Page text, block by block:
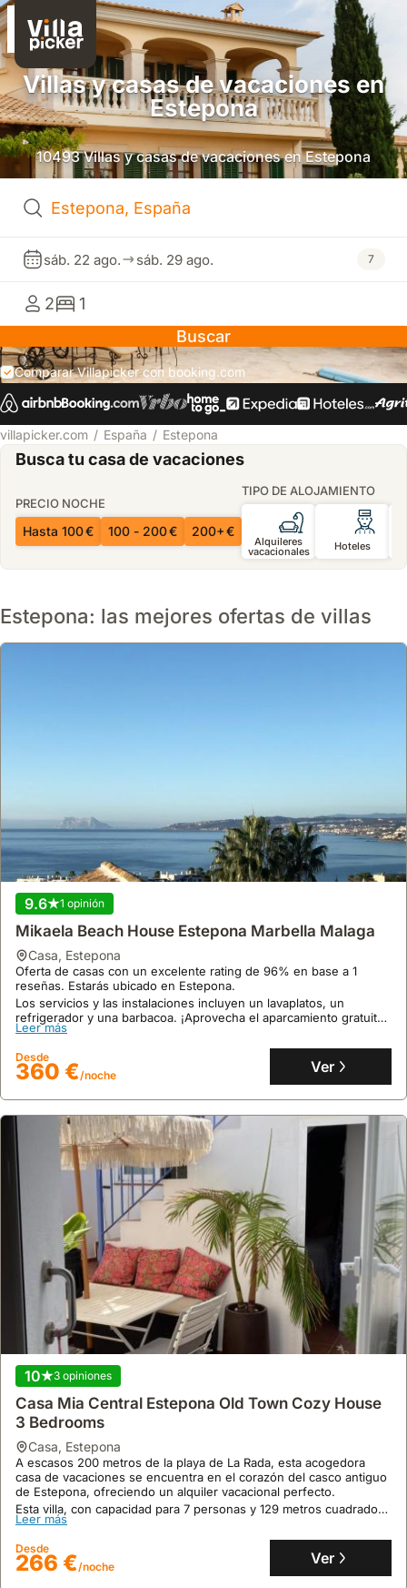
Villas y casas de vacaciones en
Estepona
10493 Villas y casas de vacaciones en Estepona
sáb. 22 ago. sáb. 29 ago. 7
2
1
Buscar
Comparar Villapicker con booking.com
villapicker.com España Estepona
Busca tu casa de vacaciones
PRECIO NOCHE
Hasta 100 € 100 - 200 € 200+ €
TIPO DE ALOJAMIENTO
Alquileres
vacacionales Hoteles
Estepona: las mejores ofertas de villas
9.6 1 opinión
Mikaela Beach House Estepona Marbella Malaga
casa, Estepona
Oferta de casas con un excelente rating de 96% en base a 1
reseñas. Estarás ubicado en Estepona.
Los servicios y las instalaciones incluyen un lavaplatos, un
refrigerador y una barbacoa. ¡Aprovecha el aparcamiento gratuito
de esta casa!
Leer más
Desde
360 €/noche Ver
10 3 opiniones
Casa Mia Central Estepona Old Town Cozy House
3 Bedrooms
casa, Estepona
A escasos 200 metros de la playa de La Rada, esta acogedora
casa de vacaciones se encuentra en el corazón del casco antiguo
de Estepona, ofreciendo un alquiler vacacional perfecto.
Esta villa, con capacidad para 7 personas y 129 metros cuadrados,
dispone de aire acondicionado, cocina equipada, terraza privada y
WiFi gratuito, a poca distancia de campos de golf.
Leer más
Desde
266 €/noche Ver